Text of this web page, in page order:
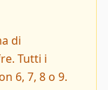
di
Tutti i
6, 7, 8 o 9.